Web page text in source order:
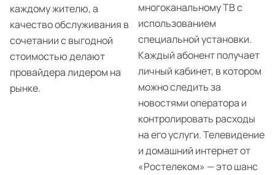
каждому жителю, а
качество обслуживания в
сочетании с выгодной
стоимостью делают
провайдера лидером на
рынке.
многоканальному ТВ с
использованием
специальной установки.
Каждый абонент получает
личный кабинет, в котором
можно следить за
новостями оператора и
контролировать расходы
на его услуги. Телевидение
и домашний интернет от
«Ростелеком» — это шанс